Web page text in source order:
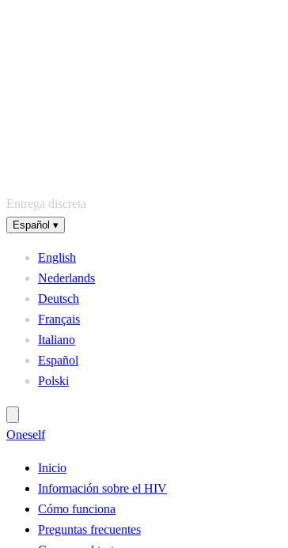
Entrega discreta
Español ▾
English
Nederlands
Deutsch
Français
Italiano
Español
Polski
Oneself
Inicio
Información sobre el HIV
Cómo funciona
Preguntas frecuentes